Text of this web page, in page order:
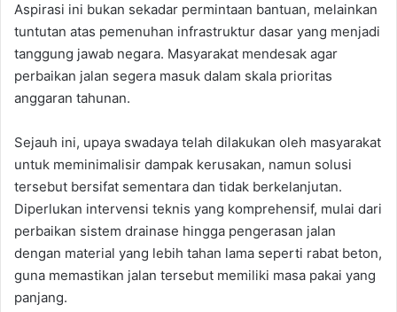
Aspirasi ini bukan sekadar permintaan bantuan, melainkan
tuntutan atas pemenuhan infrastruktur dasar yang menjadi
tanggung jawab negara. Masyarakat mendesak agar
perbaikan jalan segera masuk dalam skala prioritas
anggaran tahunan.
Sejauh ini, upaya swadaya telah dilakukan oleh masyarakat
untuk meminimalisir dampak kerusakan, namun solusi
tersebut bersifat sementara dan tidak berkelanjutan.
Diperlukan intervensi teknis yang komprehensif, mulai dari
perbaikan sistem drainase hingga pengerasan jalan
dengan material yang lebih tahan lama seperti rabat beton,
guna memastikan jalan tersebut memiliki masa pakai yang
panjang.